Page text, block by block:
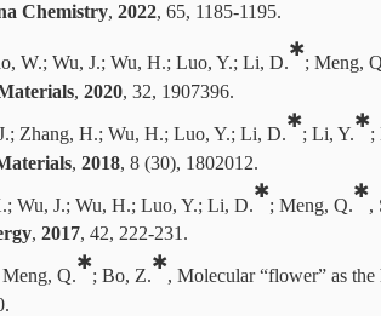
Chemistry, 2022, 65, 1185-1195.
W.; Wu, J.; Wu, H.; Luo, Y.; Li, D.
✱
; Meng,
, 2020, 32, 1907396.
Zhang, H.; Wu, H.; Luo, Y.; Li, D.
✱
; Li, Y.
✱
;
, 2018, 8 (30), 1802012.
Wu, J.; Wu, H.; Luo, Y.; Li, D.
✱
; Meng, Q.
✱
, 2017, 42, 222-231.
Q.
✱
; Bo, Z.
✱
, Molecular “flower” as